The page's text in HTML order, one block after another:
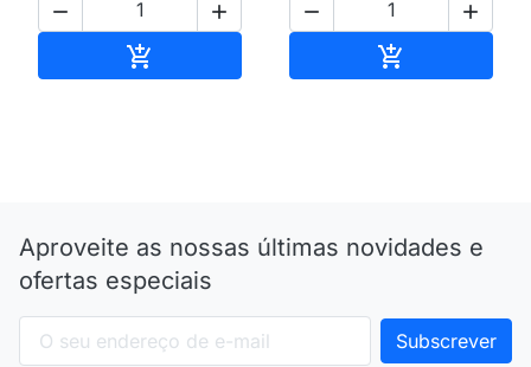
 

 

Aproveite as nossas últimas novidades e
ofertas especiais